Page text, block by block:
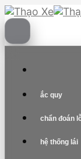
Skip
to
content
ắc quy
chẩn đoán
hệ thống lái